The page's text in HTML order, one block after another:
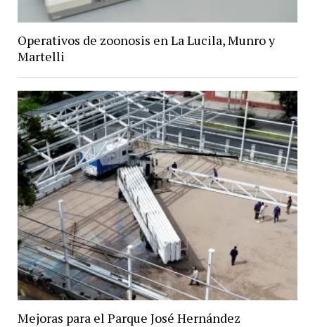
Operativos de zoonosis en La Lucila, Munro y
Martelli
Mejoras para el Parque José Hernández